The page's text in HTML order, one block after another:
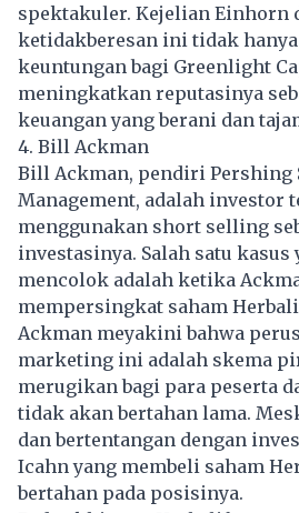
spektakuler. Kejelian Einhorn
ketidakberesan ini tidak
keuntungan bagi Greenlight
meningkatkan reputasinya
keuangan yang berani dan
4. Bill Ackman
Bill Ackman, pendiri Pershing
Management, adalah investor
menggunakan short selling
investasinya. Salah satu
mencolok adalah ketika
mempersingkat saham
Ackman meyakini bahwa
marketing ini adalah skema
merugikan bagi para peserta
tidak akan bertahan lama.
dan bertentangan dengan
Icahn yang membeli saham
bertahan pada posisinya.